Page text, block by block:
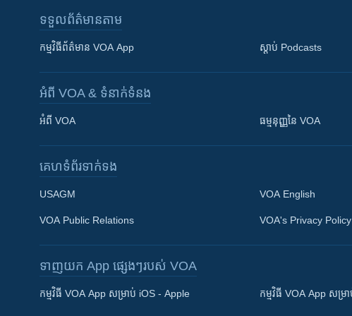
Khmer English
ទទួល​ព័ត៌មាន​តាម
កម្មវិធី​ព័ត៌មាន VOA App ស្តាប់ Podcasts
អំពី​ VOA & ទំនាក់ទំនង
អំពី​ VOA ធម្មនុញ្ញ​នៃ VOA
គេហទំព័រ​​ទាក់ទង
USAGM
VOA Public Relations
VOA English
VOA's Privacy Policy
ទាញយក​ App ផ្សេងៗ​របស់​ VOA
កម្មវិធី​ VOA App សម្រាប់ iOS - Apple កម្មវិធី​ VOA App សម្